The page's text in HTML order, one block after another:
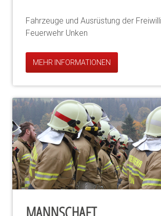
Fahrzeuge und Ausrüstung der
Feuerwehr Unken
MEHR INFORMATIONEN